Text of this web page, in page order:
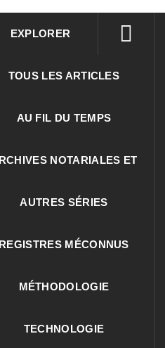
EXPLORER
TOUS LES ARTICLES
AU FIL DU TEMPS
NOTARIALES ET
AUTRES SÉRIES
REGISTRES MÉCONNUS
MÉTHODOLOGIE
TECHNOLOGIE